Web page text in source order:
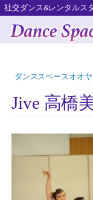
社交ダンス&レンタルス
ダンススペースオオヤ
Jive 高橋